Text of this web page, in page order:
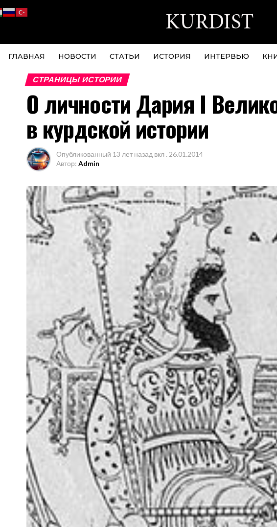
ГЛАВНАЯ НОВОСТИ СТАТЬИ ИСТОРИЯ ИНТЕРВЬЮ
СТРАНИЦЫ ИСТОРИИ
О личности Дария I
в курдской истории
Опубликованный 13 лет назад вкл . 26.01.2014
Автор: Admin